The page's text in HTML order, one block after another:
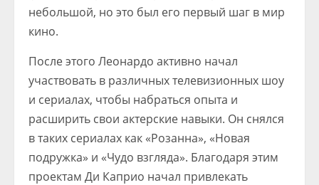
небольшой, но это был его первый шаг в мир
кино.
После этого Леонардо активно начал
участвовать в различных телевизионных шоу
и сериалах, чтобы набраться опыта и
расширить свои актерские навыки. Он снялся
в таких сериалах как «Розанна», «Новая
подружка» и «Чудо взгляда». Благодаря этим
проектам Ди Каприо начал привлекать